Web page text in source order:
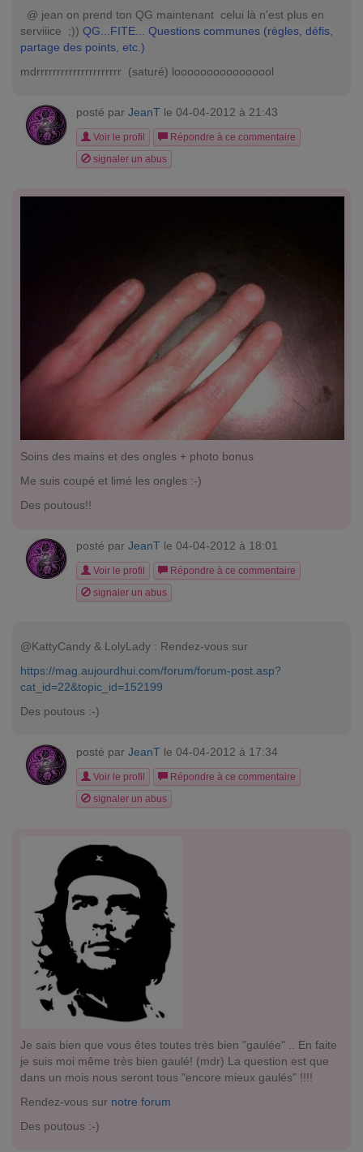
@ jean on prend ton QG maintenant celui là n'est plus en
serviiice ;)) QG...FITE... Questions communes (règles, défis,
partage des points, etc.)
mdrrrrrrrrrrrrrrrrrrrrr (saturé) loooooooooooooool
posté par JeanT le 04-04-2012 à 21:43
Voir le profil
Répondre à ce commentaire
signaler un abus
Soins des mains et des ongles + photo bonus
Me suis coupé et limé les ongles :-)
Des poutous!!
posté par JeanT le 04-04-2012 à 18:01
Voir le profil
Répondre à ce commentaire
signaler un abus
@KattyCandy & LolyLady : Rendez-vous sur
https://mag.aujourdhui.com/forum/forum-post.asp?
cat_id=22&topic_id=152199
Des poutous :-)
posté par JeanT le 04-04-2012 à 17:34
Voir le profil
Répondre à ce commentaire
signaler un abus
Je sais bien que vous êtes toutes très bien "gaulée" .. En faite
je suis moi même très bien gaulé! (mdr) La question est que
dans un mois nous seront tous "encore mieux gaulés" !!!!
Rendez-vous sur notre forum
Des poutous :-)